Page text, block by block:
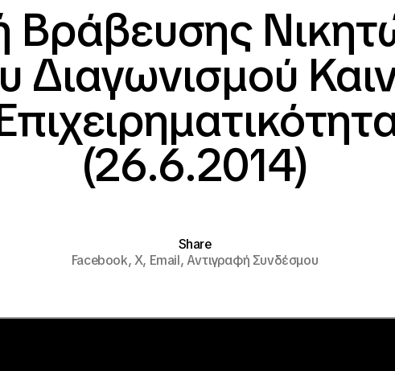
Βράβευσης
Διαγωνισμού
(26.6.2014)
Share
Facebook,X, Email,Αντιγραφή Συνδέσμου